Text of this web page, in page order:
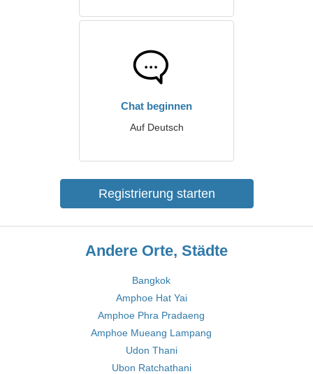
Chat beginnen
Auf Deutsch
Registrierung starten
Andere Orte, Städte
Bangkok
Amphoe Hat Yai
Amphoe Phra Pradaeng
Amphoe Mueang Lampang
Udon Thani
Ubon Ratchathani